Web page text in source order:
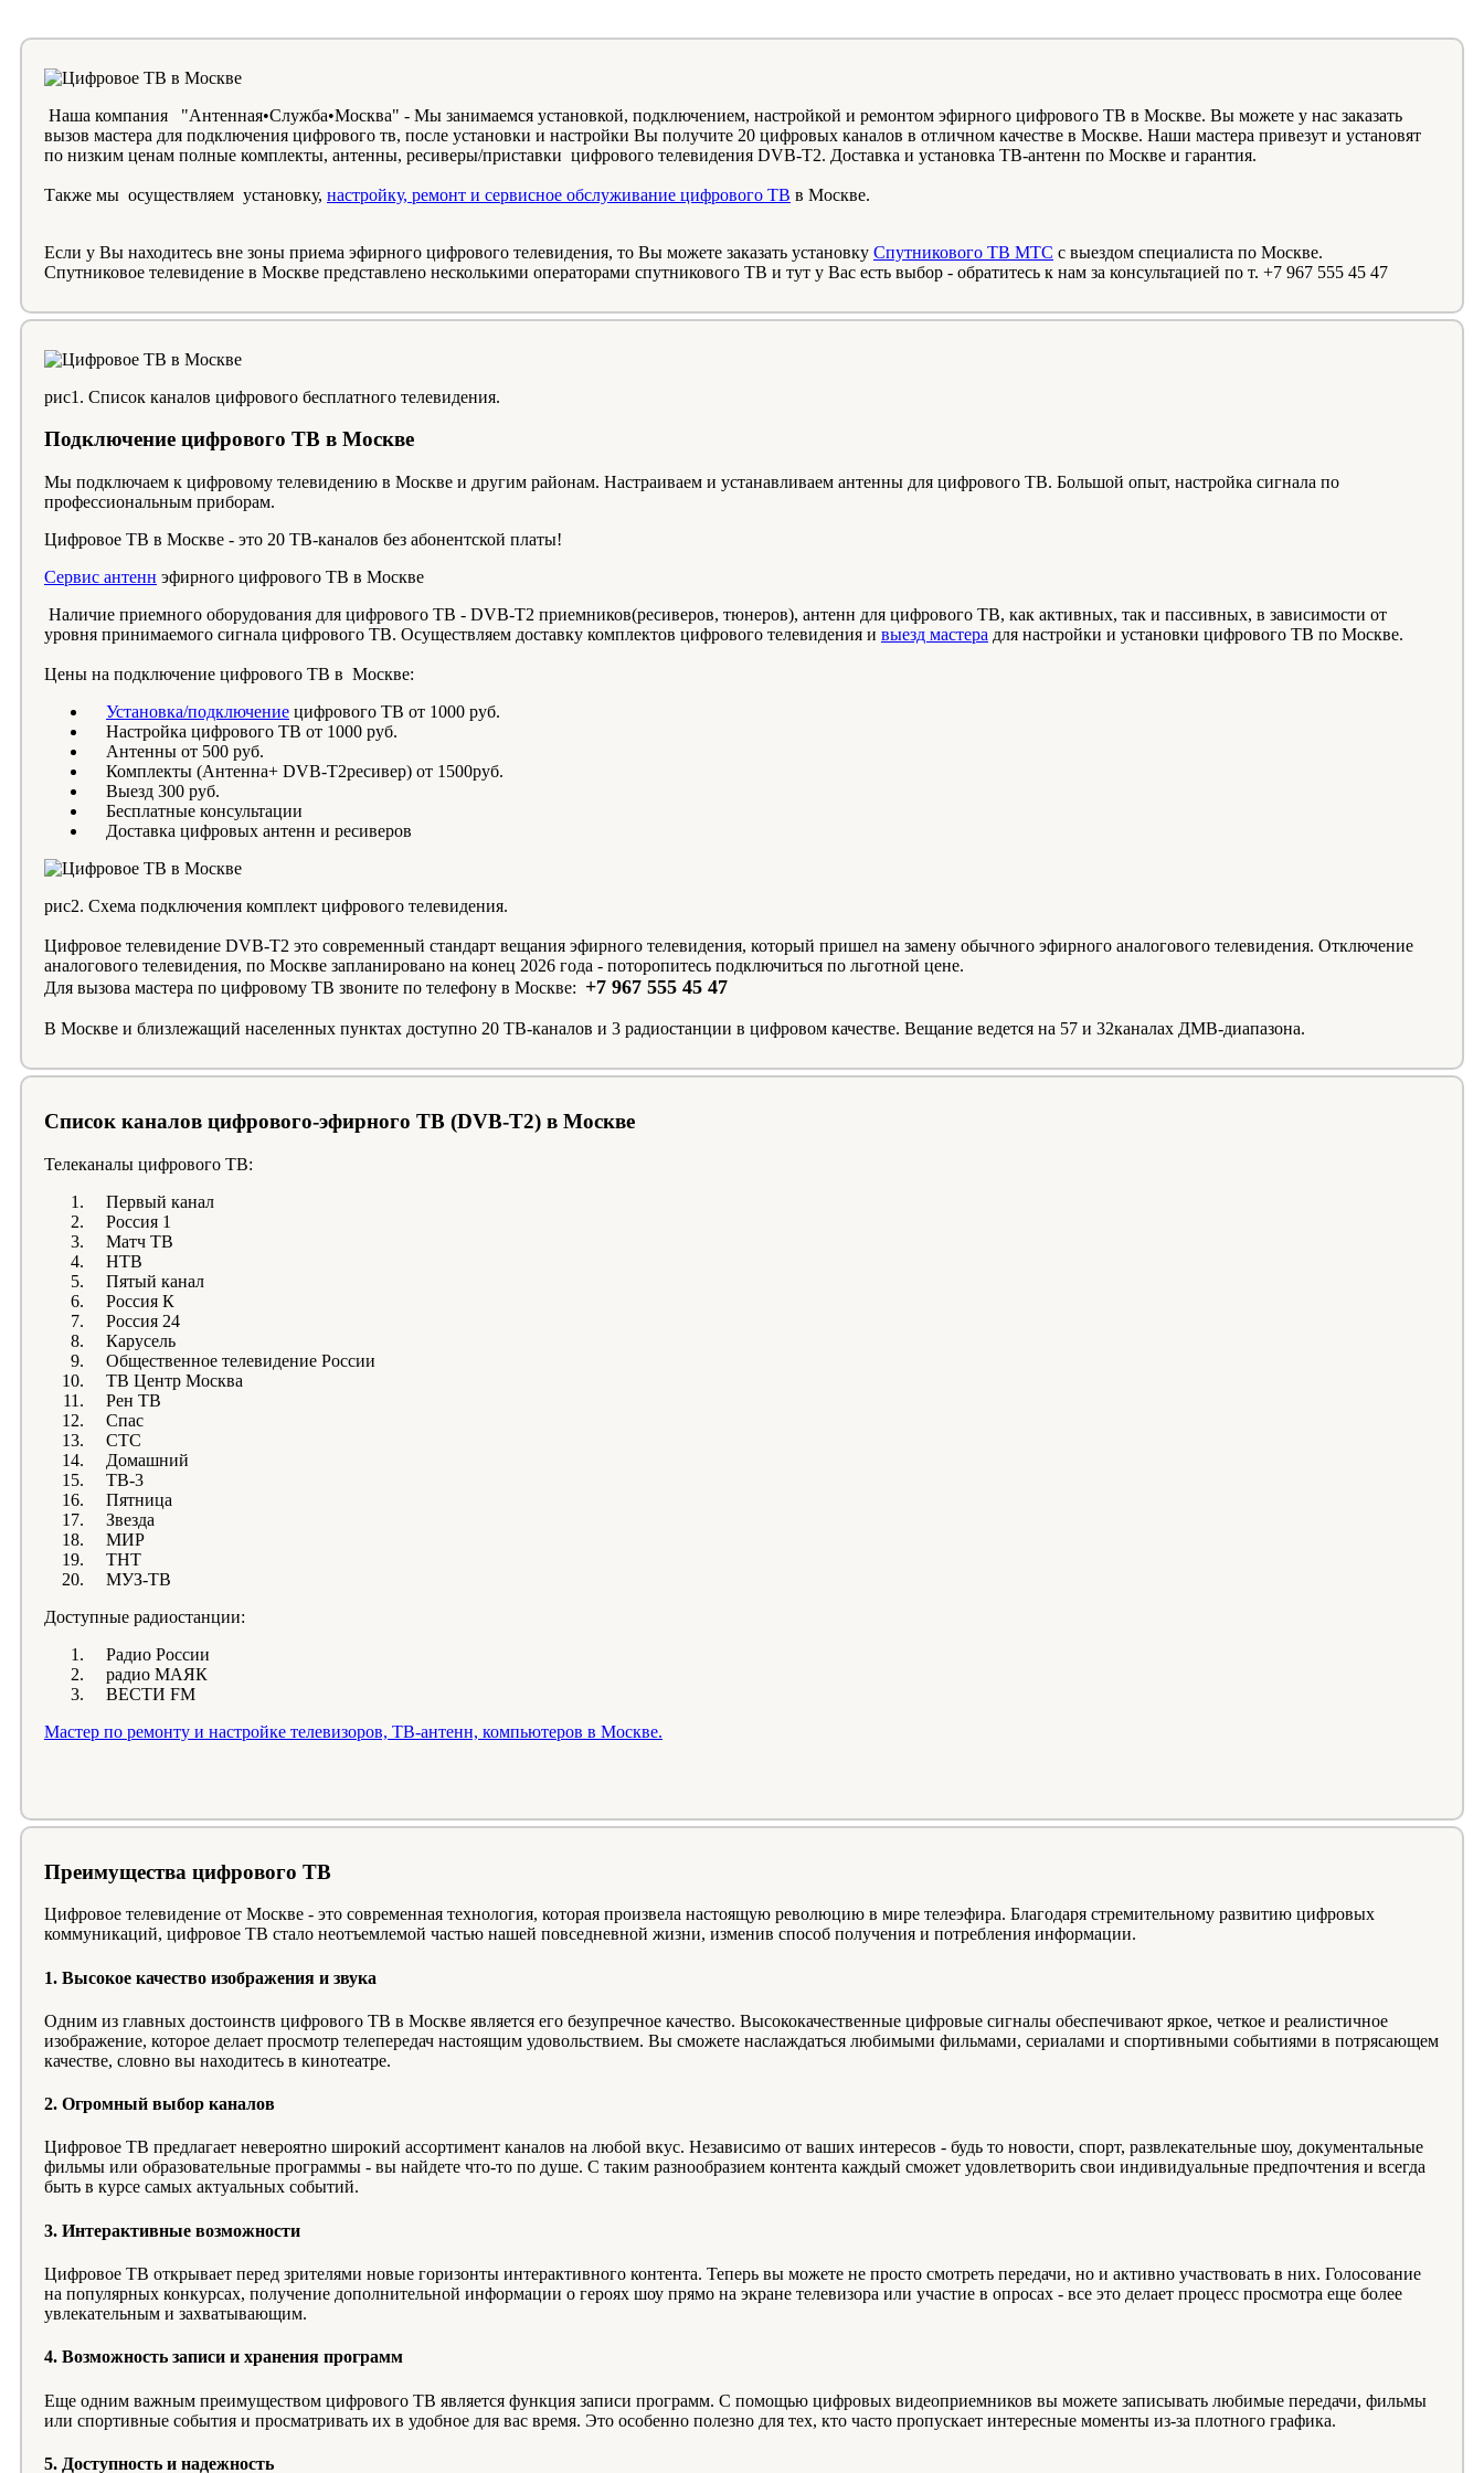
Наша компания "Антенная•Служба•Москва" - Мы занимаемся установкой, подключением, настройкой и ремонтом эфирного цифрового ТВ в Москве. Вы можете у нас заказать
вызов мастера для подключения цифрового тв, после установки и настройки Вы получите 20 цифровых каналов в отличном качестве в Москве. Наши мастера привезут и установят
по низким ценам полные комплекты, антенны, ресиверы/приставки цифрового телевидения DVB-T2. Доставка и установка ТВ-антенн по Москве и гарантия.
Также мы осуществляем установку, настройку, ремонт и сервисное обслуживание цифрового ТВ в Москве.
Если у Вы находитесь вне зоны приема эфирного цифрового телевидения, то Вы можете заказать установку Спутникового ТВ МТС с выездом специалиста по Москве.
Спутниковое телевидение в Москве представлено несколькими операторами спутникового ТВ и тут у Вас есть выбор - обратитесь к нам за консультацией по т. +7 967 555 45 47
рис1. Список каналов цифрового бесплатного телевидения.
Подключение цифрового ТВ в Москве
Мы подключаем к цифровому телевидению в Москве и другим районам. Настраиваем и устанавливаем антенны для цифрового ТВ. Большой опыт, настройка сигнала по
профессиональным приборам.
Цифровое ТВ в Москве - это 20 ТВ-каналов без абонентской платы!
Сервис антенн эфирного цифрового ТВ в Москве
Наличие приемного оборудования для цифрового ТВ - DVB-T2 приемников(ресиверов, тюнеров), антенн для цифрового ТВ, как активных, так и пассивных, в зависимости от
уровня принимаемого сигнала цифрового ТВ. Осуществляем доставку комплектов цифрового телевидения и выезд мастера для настройки и установки цифрового ТВ по Москве.
Цены на подключение цифрового ТВ в Москве:
Установка/подключение цифрового ТВ от 1000 руб.
Настройка цифрового ТВ от 1000 руб.
Антенны от 500 руб.
Комплекты (Антенна+ DVB-T2ресивер) от 1500руб.
Выезд 300 руб.
Бесплатные консультации
Доставка цифровых антенн и ресиверов
рис2. Схема подключения комплект цифрового телевидения.
Цифровое телевидение DVB-T2 это современный стандарт вещания эфирного телевидения, который пришел на замену обычного эфирного аналогового телевидения. Отключение
аналогового телевидения, по Москве запланировано на конец 2026 года - поторопитесь подключиться по льготной цене.
Для вызова мастера по цифровому ТВ звоните по телефону в Москве: +7 967 555 45 47
В Москве и близлежащий населенных пунктах доступно 20 ТВ-каналов и 3 радиостанции в цифровом качестве. Вещание ведется на 57 и 32каналах ДМВ-диапазона.
Список каналов цифрового-эфирного ТВ (DVB-T2) в Москве
Телеканалы цифрового ТВ:
Первый канал
Россия 1
Матч ТВ
НТВ
Пятый канал
Россия К
Россия 24
Карусель
Общественное телевидение России
ТВ Центр Москва
Рен ТВ
Спас
СТС
Домашний
ТВ-3
Пятница
Звезда
МИР
ТНТ
МУЗ-ТВ
Доступные радиостанции:
Радио России
радио МАЯК
ВЕСТИ FM
Мастер по ремонту и настройке телевизоров, ТВ-антенн, компьютеров в Москве.
Преимущества цифрового ТВ
Цифровое телевидение от Москве - это современная технология, которая произвела настоящую революцию в мире телеэфира. Благодаря стремительному развитию цифровых
коммуникаций, цифровое ТВ стало неотъемлемой частью нашей повседневной жизни, изменив способ получения и потребления информации.
1. Высокое качество изображения и звука
Одним из главных достоинств цифрового ТВ в Москве является его безупречное качество. Высококачественные цифровые сигналы обеспечивают яркое, четкое и реалистичное
изображение, которое делает просмотр телепередач настоящим удовольствием. Вы сможете наслаждаться любимыми фильмами, сериалами и спортивными событиями в потрясающем
качестве, словно вы находитесь в кинотеатре.
2. Огромный выбор каналов
Цифровое ТВ предлагает невероятно широкий ассортимент каналов на любой вкус. Независимо от ваших интересов - будь то новости, спорт, развлекательные шоу, документальные
фильмы или образовательные программы - вы найдете что-то по душе. С таким разнообразием контента каждый сможет удовлетворить свои индивидуальные предпочтения и всегда
быть в курсе самых актуальных событий.
3. Интерактивные возможности
Цифровое ТВ открывает перед зрителями новые горизонты интерактивного контента. Теперь вы можете не просто смотреть передачи, но и активно участвовать в них. Голосование
на популярных конкурсах, получение дополнительной информации о героях шоу прямо на экране телевизора или участие в опросах - все это делает процесс просмотра еще более
увлекательным и захватывающим.
4. Возможность записи и хранения программ
Еще одним важным преимуществом цифрового ТВ является функция записи программ. С помощью цифровых видеоприемников вы можете записывать любимые передачи, фильмы
или спортивные события и просматривать их в удобное для вас время. Это особенно полезно для тех, кто часто пропускает интересные моменты из-за плотного графика.
5. Доступность и надежность